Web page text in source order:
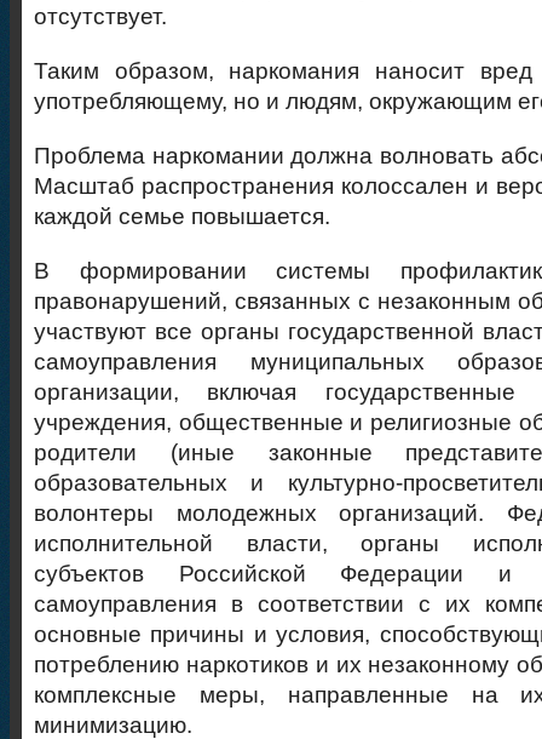
отсутствует.
Таким образом, наркомания наносит
употребляющему, но и людям, окружающим
Проблема наркомании должна волновать
Масштаб распространения колоссален и
каждой семье повышается.
В формировании системы
правонарушений, связанных с незаконным
участвуют все органы государственной
самоуправления муниципальных
организации, включая
учреждения, общественные и религиозные
родители (иные законные
образовательных и культурно-
волонтеры молодежных организаций.
исполнительной власти, органы
субъектов Российской Федерации и
самоуправления в соответствии с их
основные причины и условия,
потреблению наркотиков и их незаконному
комплексные меры, направленные на
минимизацию.